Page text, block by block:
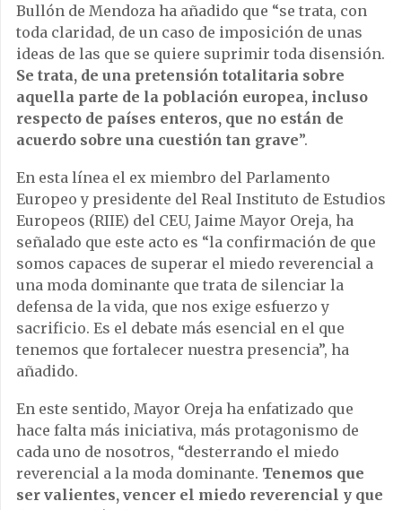
Bullón de Mendoza ha añadido que “se trata, con
toda claridad, de un caso de imposición de unas
ideas de las que se quiere suprimir toda disensión.
Se trata, de una pretensión totalitaria sobre
aquella parte de la población europea, incluso
respecto de países enteros, que no están de
acuerdo sobre una cuestión tan grave”.
En esta línea el ex miembro del Parlamento
Europeo y presidente del Real Instituto de Estudios
Europeos (RIIE) del CEU, Jaime Mayor Oreja, ha
señalado que este acto es “la confirmación de que
somos capaces de superar el miedo reverencial a
una moda dominante que trata de silenciar la
defensa de la vida, que nos exige esfuerzo y
sacrificio. Es el debate más esencial en el que
tenemos que fortalecer nuestra presencia”, ha
añadido.
En este sentido, Mayor Oreja ha enfatizado que
hace falta más iniciativa, más protagonismo de
cada uno de nosotros, “desterrando el miedo
reverencial a la moda dominante. Tenemos que
ser valientes, vencer el miedo reverencial y que